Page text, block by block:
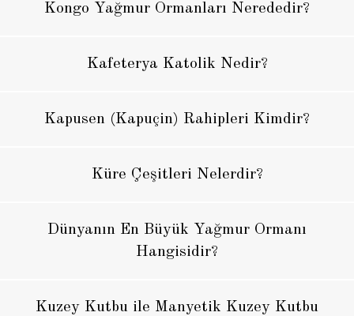
Kongo Yağmur Ormanları Nerededir?
Kafeterya Katolik Nedir?
Kapusen (Kapuçin) Rahipleri Kimdir?
Küre Çeşitleri Nelerdir?
Dünyanın En Büyük Yağmur Ormanı
Hangisidir?
Kuzey Kutbu ile Manyetik Kuzey Kutbu